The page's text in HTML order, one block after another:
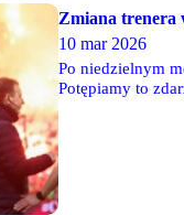
Zmiana trenera
10 mar 2026
Po niedzielnym
Potępiamy to